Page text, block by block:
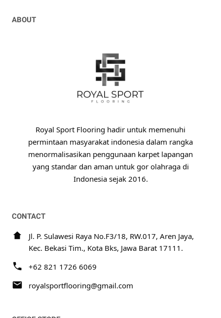
ABOUT
Royal Sport Flooring hadir untuk memenuhi
permintaan masyarakat indonesia dalam rangka
menormalisasikan penggunaan karpet lapangan
yang standar dan aman untuk gor olahraga di
Indonesia sejak 2016.
CONTACT
Jl. P. Sulawesi Raya No.F3/18, RW.017, Aren Jaya,
Kec. Bekasi Tim., Kota Bks, Jawa Barat 17111.
+62 821 1726 6069
royalsportflooring@gmail.com